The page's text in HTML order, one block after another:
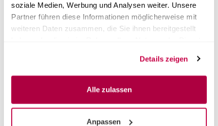
soziale Medien, Werbung und Analysen weiter. Unsere
Partner führen diese Informationen möglicherweise mit
weiteren Daten zusammen, die Sie ihnen bereitgestellt
Details zeigen
Alle zulassen
Anpassen
Technische Merkmale